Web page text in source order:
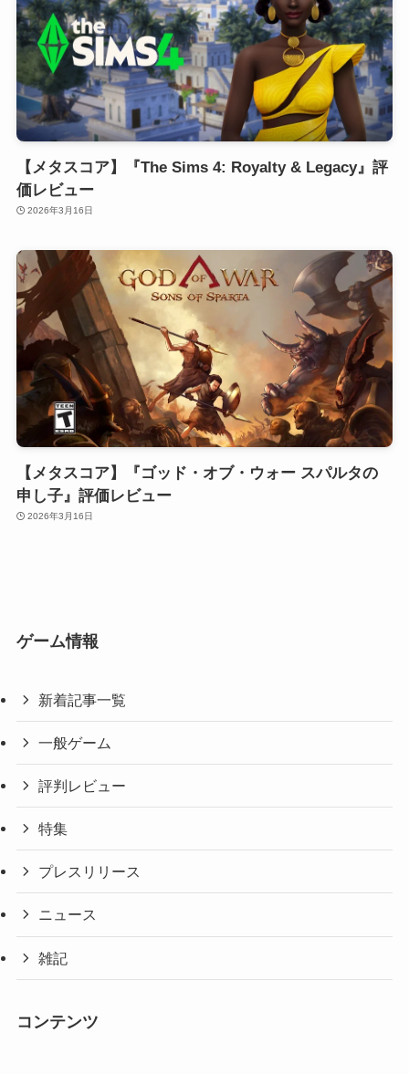
【メタスコア】『The Sims 4: Royalty & Legacy』評
価レビュー
2026年3月16日
【メタスコア】『ゴッド・オブ・ウォー スパルタの
申し子』評価レビュー
2026年3月16日
ゲーム情報
新着記事一覧
一般ゲーム
評判レビュー
特集
プレスリリース
ニュース
雑記
コンテンツ